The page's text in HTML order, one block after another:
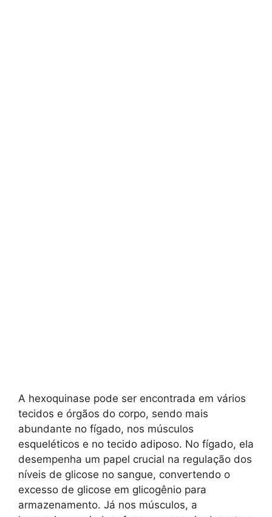
A hexoquinase pode ser encontrada em vários
tecidos e órgãos do corpo, sendo mais
abundante no fígado, nos músculos
esqueléticos e no tecido adiposo. No fígado, ela
desempenha um papel crucial na regulação dos
níveis de glicose no sangue, convertendo o
excesso de glicose em glicogênio para
armazenamento. Já nos músculos, a